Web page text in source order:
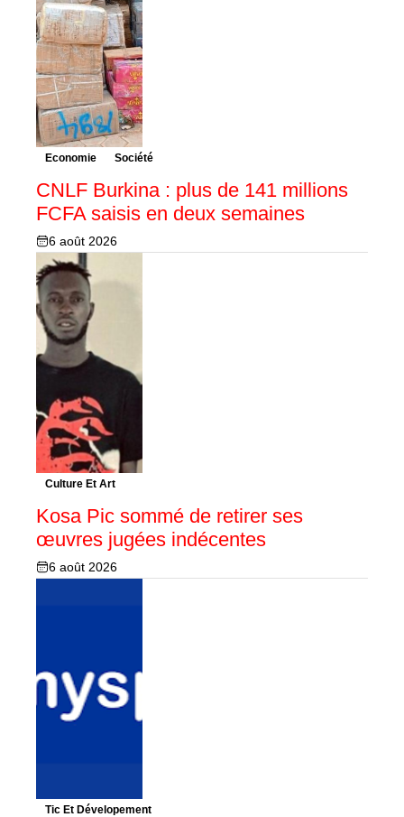
Economie Société
CNLF Burkina : plus de 141 millions
FCFA saisis en deux semaines
6 août 2026
Culture Et Art
Kosa Pic sommé de retirer ses
œuvres jugées indécentes
6 août 2026
Tic Et Dévelopement